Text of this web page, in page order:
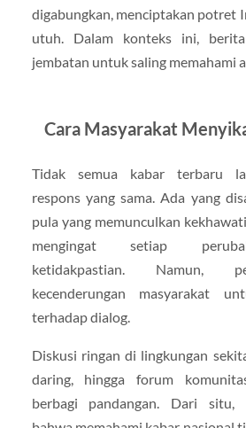
digabungkan, menciptakan potret
utuh. Dalam konteks ini,
jembatan untuk saling memahami
Cara Masyarakat
Tidak semua kabar terbaru
respons yang sama. Ada yang
pula yang memunculkan
mengingat setiap
ketidakpastian. Namun,
kecenderungan masyarakat
terhadap dialog.
Diskusi ringan di lingkungan
daring, hingga forum
berbagi pandangan. Dari situ,